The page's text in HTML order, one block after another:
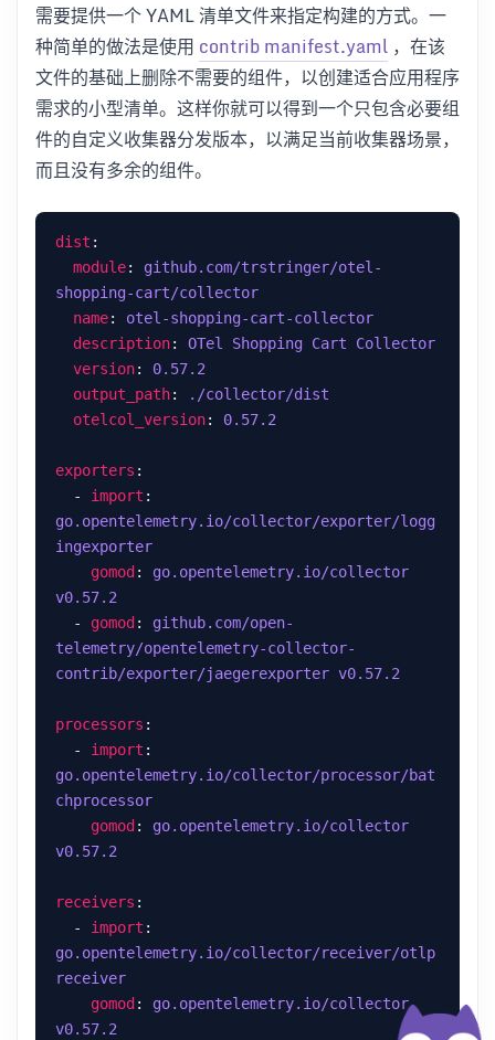
需要提供一个 YAML 清单文件来指定构建的方式。一
种简单的做法是使用 contrib manifest.yaml ，在该
文件的基础上删除不需要的组件，以创建适合应用程序
需求的小型清单。这样你就可以得到一个只包含必要组
件的自定义收集器分发版本，以满足当前收集器场景，
而且没有多余的组件。
dist
module: github.com/trstringer/otel-
shopping-cart/collector
name: otel-shopping-cart-collector
description: OTel Shopping Cart Collector
version: 0.57.2
output_path:
./collector/dist
otelcol_version: 0.57.2
exporters
  -
import
go.opentelemetry.io/collector/exporter/logg
ingexporter
gomod : go.opentelemetry.io/collector
v0.57.2
  -
gomod : github.com/open-
telemetry/opentelemetry-collector-
contrib/exporter/jaegerexporter v0.57.2
processors
  -
import
go.opentelemetry.io/collector/processor/bat
chprocessor
gomod : go.opentelemetry.io/collector
v0.57.2
receivers
  -
import
go.opentelemetry.io/collector/receiver/otlp
receiver
gomod : go.opentelemetry.io/collector
v0.57.2